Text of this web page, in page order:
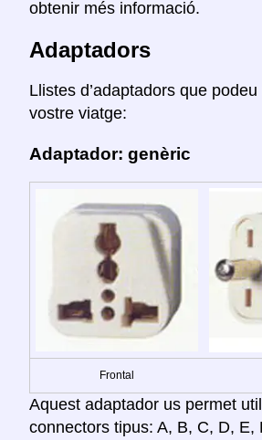
obtenir més informació.
Adaptadors
Llistes d’adaptadors que
vostre viatge:
Adaptador: genèric
Frontal
Aquest adaptador us permet
connectors tipus: A, B, C, D, E,